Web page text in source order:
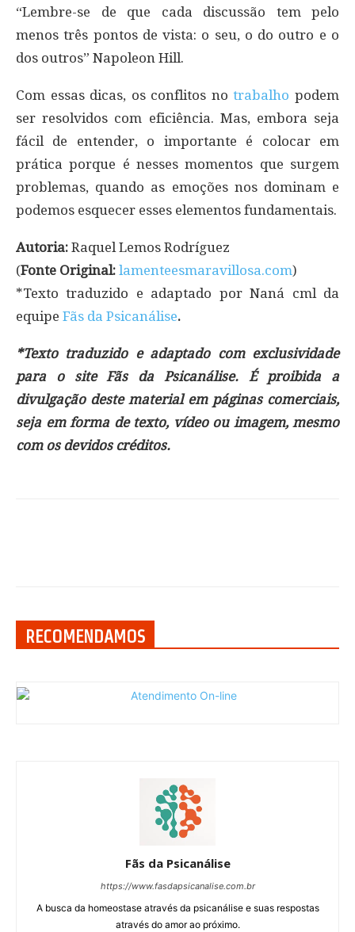
“Lembre-se de que cada discussão tem pelo
menos três pontos de vista: o seu, o do outro e o
dos outros” Napoleon Hill.
Com essas dicas, os conflitos notrabalho podem
ser resolvidos com eficiência. Mas, embora seja
fácil de entender, o importante é colocar em
prática porque é nesses momentos que surgem
problemas, quando as emoções nos dominam e
podemos esquecer esses elementos fundamentais.
Autoria: Raquel Lemos Rodríguez
(Fonte Original: lamenteesmaravillosa.com)
*Texto traduzido e adaptado por Naná cml da
equipe Fãs da Psicanálise.
*Texto traduzido e adaptado com exclusividade
para o site Fãs da Psicanálise. É proibida a
divulgação deste material em páginas comerciais,
seja em forma de texto, vídeo ou imagem, mesmo
com os devidos créditos.
RECOMENDAMOS
Fãs da Psicanálise
https://www.fasdapsicanalise.com.br
A busca da homeostase através da psicanálise e suas respostas
através do amor ao próximo.